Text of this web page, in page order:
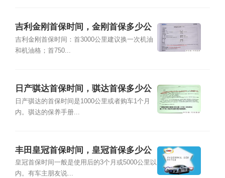
吉利金刚首保时间，金刚首保多少公
里
吉利金刚首保时间：首3000公里建议换一次机油
和机油格；首750...
日产骐达首保时间，骐达首保多少公
里
日产骐达的首保时间是1000公里或者购车1个月
内。骐达的保养手册...
丰田皇冠首保时间，皇冠首保多少公
里
皇冠首保时间一般是使用后的3个月或5000公里以
内。有车主朋友说...